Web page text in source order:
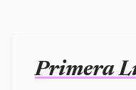
Primera